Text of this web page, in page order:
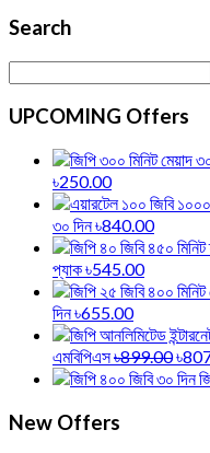
Search
UPCOMING Offers
৳250.00
৩০ দিন৳840.00
প্যাক৳545.00
দিন৳655.00
এমবিপিএস৳899.00
New Offers